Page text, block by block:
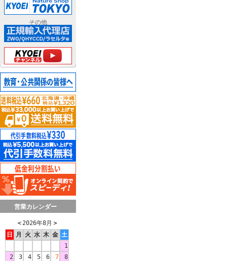
その他
営業カレンダー
＜ 2026年8月 ＞
日
月 火 水 木 金 土
1
2
3 4 5 6 7
8